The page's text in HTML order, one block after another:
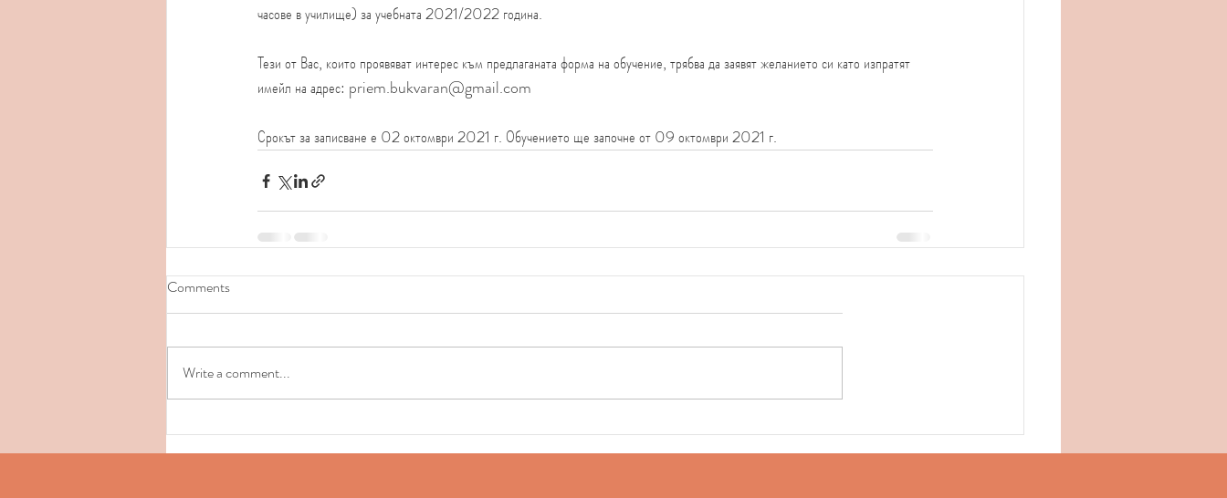
часове в училище) за учебната 2021/2022 година.
Тези от Вас, които проявяват интерес към предлаганата форма на обучение, трябва да заявят желанието си като изпратят
имейл на адрес: priem.bukvaran@gmail.com
Срокът за записване е 02 октомври 2021 г. Обучението ще започне от 09 октомври 2021 г.
Comments
Write a comment...